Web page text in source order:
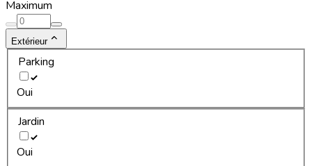
Maximum
Extérieur
Parking
Oui
Jardin
Oui